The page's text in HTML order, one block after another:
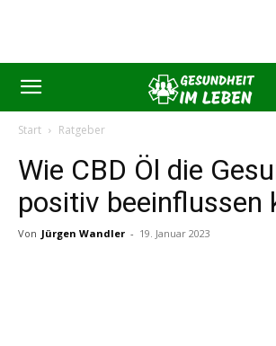
Start Ratgeber
Wie CBD Öl die
positiv beeinflussen
Von Jürgen Wandler - 19. Januar 2023